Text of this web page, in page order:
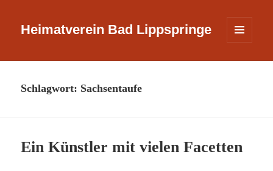
Heimatverein Bad Lippspringe
WIDGETS
Schlagwort: Sachsentaufe
Ein Künstler mit vielen Facetten